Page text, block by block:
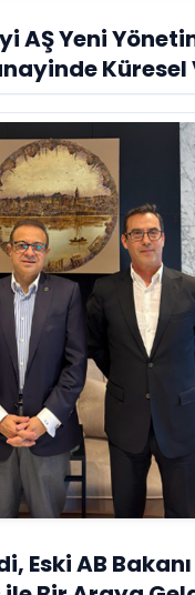
AŞ Yeni
Eski AB